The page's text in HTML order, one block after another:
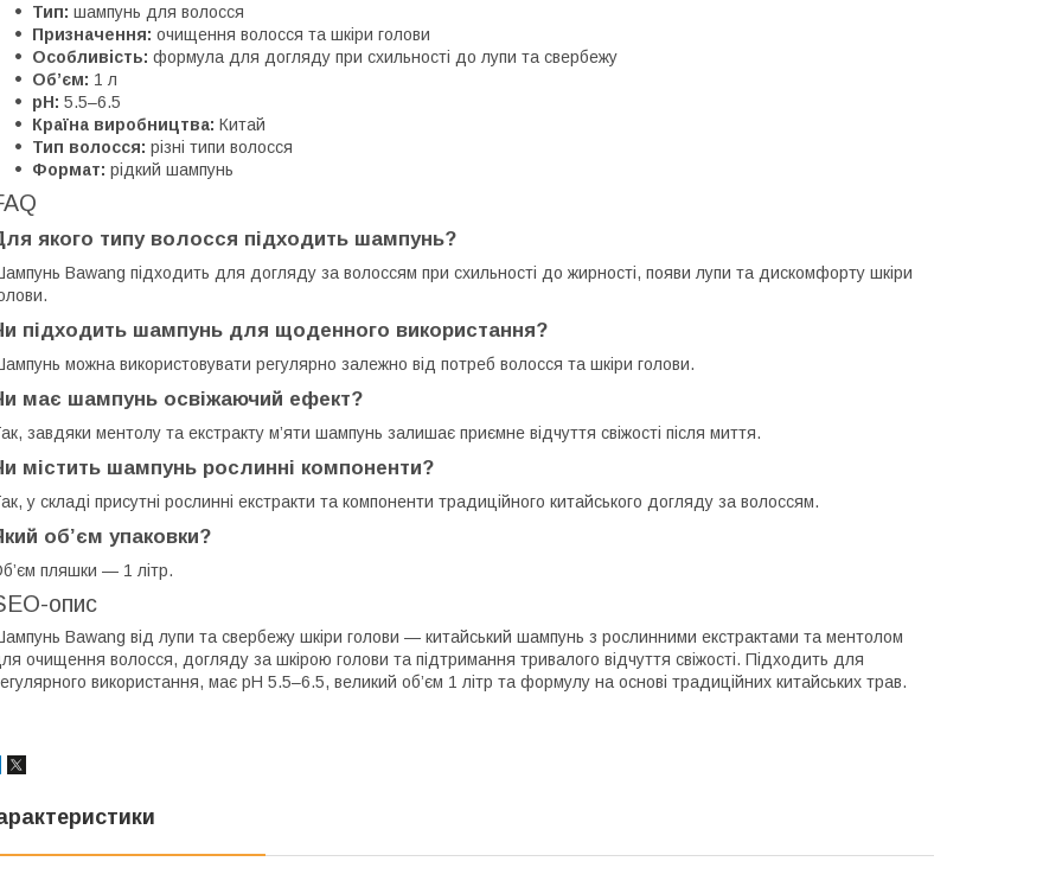
Тип: шампунь для волосся
Призначення: очищення волосся та шкіри голови
Особливість: формула для догляду при схильності до лупи та свербежу
Об’єм: 1 л
pH: 5.5–6.5
Країна виробництва: Китай
Тип волосся: різні типи волосся
Формат: рідкий шампунь
якого типу волосся підходить шампунь?
Bawang підходить для догляду за волоссям при схильності до жирності, появи лупи та дискомфорту шкіри
підходить шампунь для щоденного використання?
можна використовувати регулярно залежно від потреб волосся та шкіри голови.
має шампунь освіжаючий ефект?
завдяки ментолу та екстракту м’яти шампунь залишає приємне відчуття свіжості після миття.
містить шампунь рослинні компоненти?
у складі присутні рослинні екстракти та компоненти традиційного китайського догляду за волоссям.
об’єм упаковки?
пляшки — 1 літр.
опис
Bawang від лупи та свербежу шкіри голови — китайський шампунь з рослинними екстрактами та ментолом
очищення волосся, догляду за шкірою голови та підтримання тривалого відчуття свіжості. Підходить для
використання, має pH 5.5–6.5, великий об’єм 1 літр та формулу на основі традиційних китайських трав.